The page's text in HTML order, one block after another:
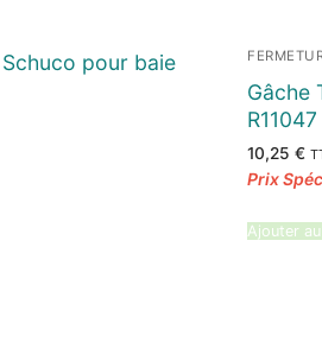
pour baie
Gâche
10,25€
Ajouter